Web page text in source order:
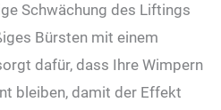
Schwächung des Liftings
Bürsten mit einem
dafür, dass Ihre Wimpern
bleiben, damit der Effekt